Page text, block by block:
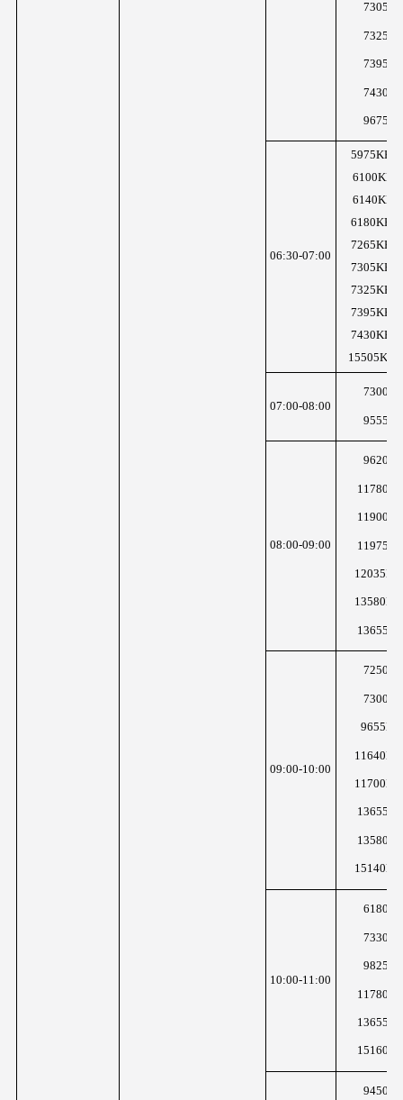
06:30-07:00
5975KHz
6100KHz
6140KHz
6180KHz
7265KHz
7305KHz
7325KHz
7395KHz
7430KHz
15505KHz
07:00-08:00
08:00-09:00
09:00-10:00
10:00-11:00